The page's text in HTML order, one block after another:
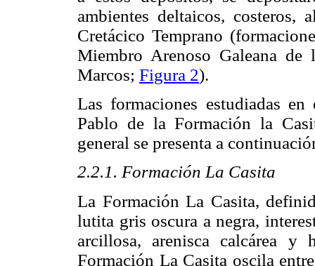
ambientes deltaicos,
Cretácico Temprano
Miembro Arenoso Galeana de
Marcos; Figura 2).
Las formaciones estudiadas
Pablo de la Formación la
general se presenta a
2.2.1. Formación La Casita
La Formación La Casita,
lutita gris oscura a negra,
arcillosa, arenisca calcárea y
Formación La Casita oscila